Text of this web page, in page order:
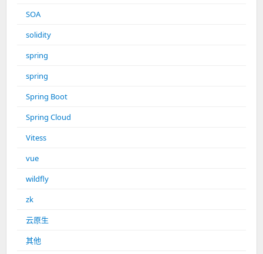
SOA
solidity
spring
spring
Spring Boot
Spring Cloud
Vitess
vue
wildfly
zk
云原生
其他